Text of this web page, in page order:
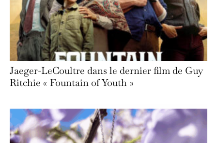
Jaeger-LeCoultre dans le dernier film de Guy
Ritchie « Fountain of Youth »